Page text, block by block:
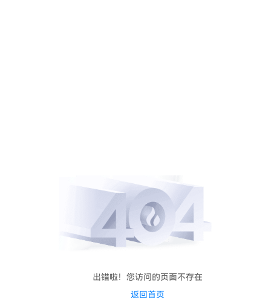
出错啦！您访问的页面不存在
返回首页